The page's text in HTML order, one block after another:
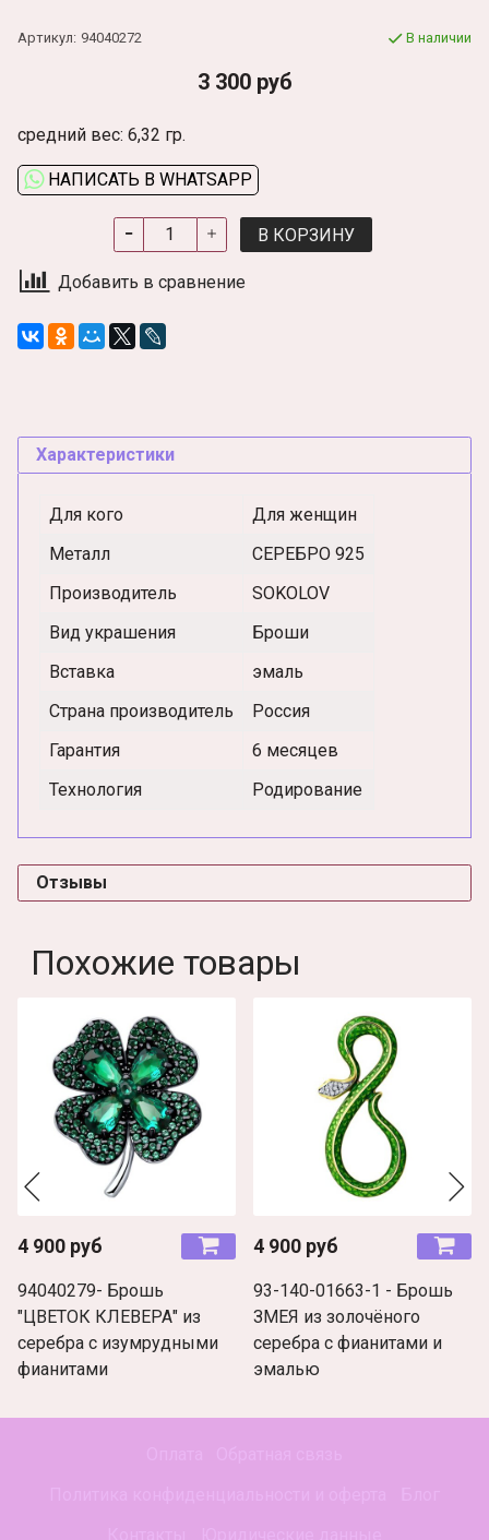
Артикул: 94040272 В наличии
3 300 руб
средний вес: 6,32 гр.
НАПИСАТЬ В WHATSAPP
В КОРЗИНУ
Добавить в сравнение
Характеристики
Для кого
Для женщин
Металл
СЕРЕБРО 925
Производитель
SOKOLOV
Вид украшения
Броши
Вставка
эмаль
Страна производитель
Россия
Гарантия
6 месяцев
Технология
Родирование
Отзывы
Похожие товары
4 900 руб
94040279- Брошь
"ЦВЕТОК КЛЕВЕРА" из
серебра с изумрудными
фианитами
4 900 руб
93-140-01663-1 - Брошь
ЗМЕЯ из золочёного
серебра с фианитами и
эмалью